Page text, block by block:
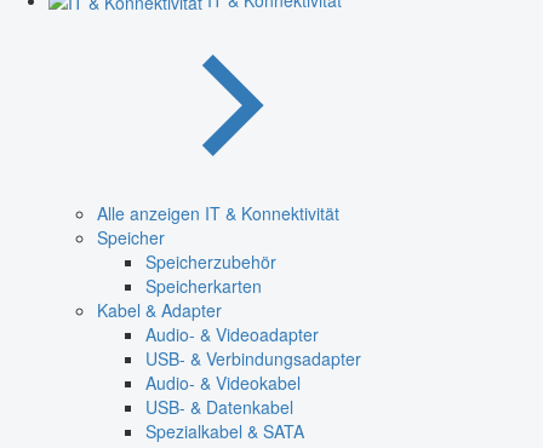
Alle anzeigen IT & Konnektivität
Speicher
Speicherzubehör
Speicherkarten
Kabel & Adapter
Audio- & Videoadapter
USB- & Verbindungsadapter
Audio- & Videokabel
USB- & Datenkabel
Spezialkabel & SATA